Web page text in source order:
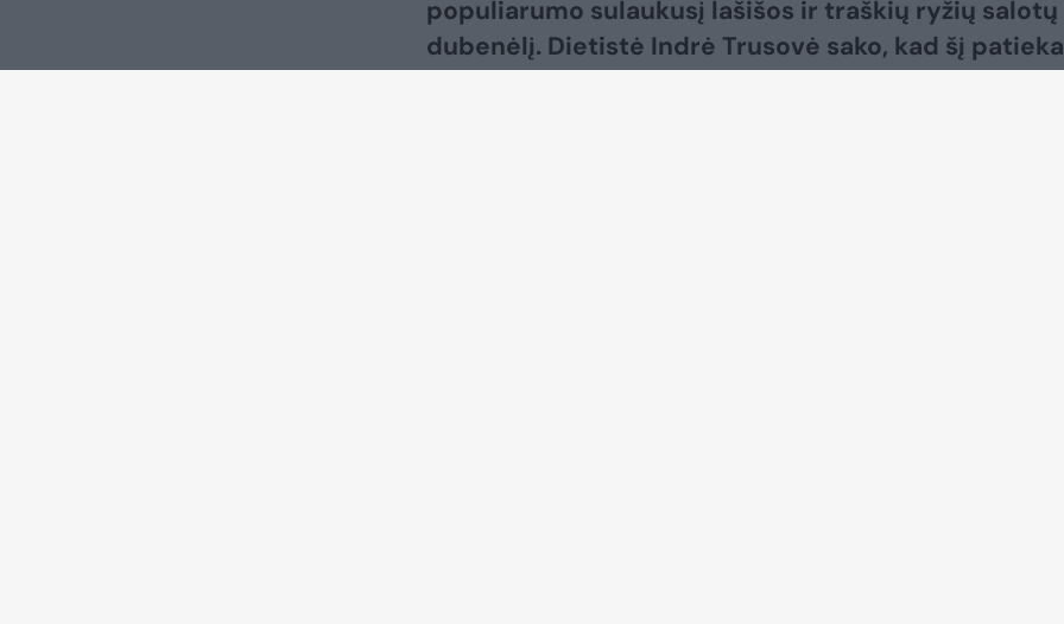
populiarumo sulaukusį lašišos ir traškių ryžių salotų
dubenėlį. Dietistė Indrė Trusovė sako, kad šį